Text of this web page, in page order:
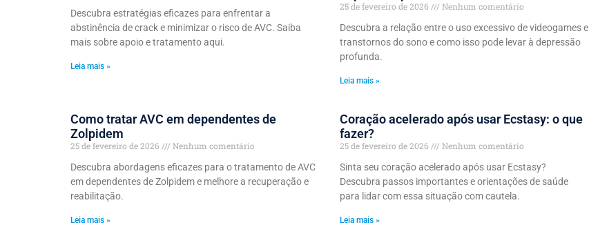
Descubra estratégias eficazes para enfrentar a
abstinência de crack e minimizar o risco de AVC. Saiba
mais sobre apoio e tratamento aqui.
Leia mais »
25 de fevereiro de 2026
Nenhum comentário
Descubra a relação entre o uso excessivo de videogames e
transtornos do sono e como isso pode levar à depressão
profunda.
Leia mais »
Como tratar AVC em dependentes de
Zolpidem
25 de fevereiro de 2026
Nenhum comentário
Descubra abordagens eficazes para o tratamento de AVC
em dependentes de Zolpidem e melhore a recuperação e
reabilitação.
Leia mais »
Coração acelerado após usar Ecstasy: o que
fazer?
25 de fevereiro de 2026
Nenhum comentário
Sinta seu coração acelerado após usar Ecstasy?
Descubra passos importantes e orientações de saúde
para lidar com essa situação com cautela.
Leia mais »